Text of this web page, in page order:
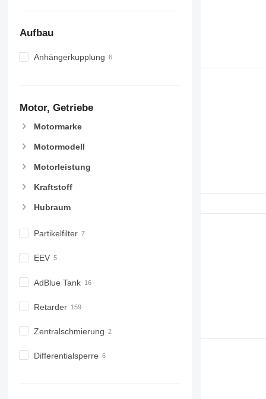
Aufbau
Anhängerkupplung
Motor, Getriebe
Motormarke
Motormodell
Motorleistung
Kraftstoff
Hubraum
Partikelfilter
EEV
AdBlue Tank
Retarder
Zentralschmierung
Differentialsperre